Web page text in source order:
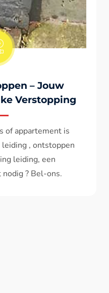
Wc-Tiolet
? het water komt
ontstopping wc , wc
nodig ?
119€